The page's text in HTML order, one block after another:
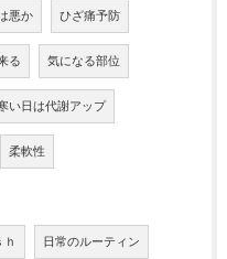
悪か ひざ痛予防
る 気になる部位
い日は代謝アップ
柔軟性
日常のルーティン